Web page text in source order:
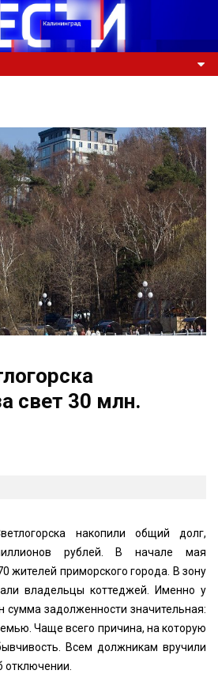
свет 30 млн.
накопили общий долг,
рублей. В начале мая
жителей приморского города. В зону
владельцы коттеджей. Именно у
сумма задолженности значительная:
Чаще всего причина, на которую
Всем должникам вручили
отключении.